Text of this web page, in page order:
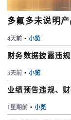
多氟多未说明
4天前 • 小览
财务数据披露违
5天前 • 小览
业绩预告违规、
1星期前 • 小览